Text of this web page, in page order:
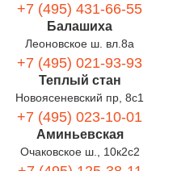
+7 (495) 431-66-55
Балашиха
Леоновское ш. вл.8а
+7 (495) 021-93-93
Теплый стан
Новоясеневский пр, 8с1
+7 (495) 023-10-01
Аминьевская
Очаковское ш., 10к2с2